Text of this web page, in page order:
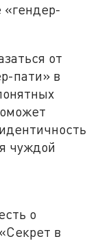
«гендер-
от
пати» в
чуждой
о
в